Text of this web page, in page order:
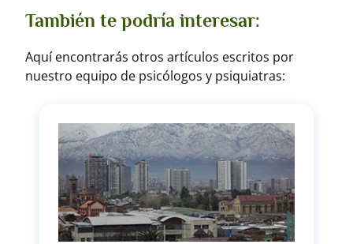
También te podría interesar:
Aquí encontrarás otros artículos escritos por
nuestro equipo de psicólogos y psiquiatras: